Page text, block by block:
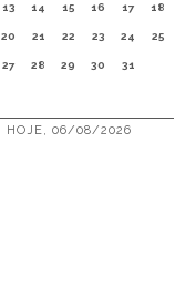
13 14 15 16 17 18
20 21 22 23 24 25
27 28 29 30 31
HOJE, 06/08/2026